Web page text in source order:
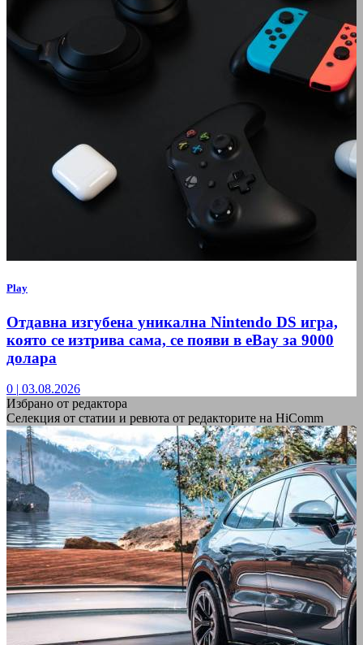
Play
Отдавна изгубена уникална Nintendo DS игра,
която се изтрива сама, се появи в eBay за 9000
долара
0 | 03.08.2026
Избрано от редактора
Селекция от статии и ревюта от редакторите на HiComm